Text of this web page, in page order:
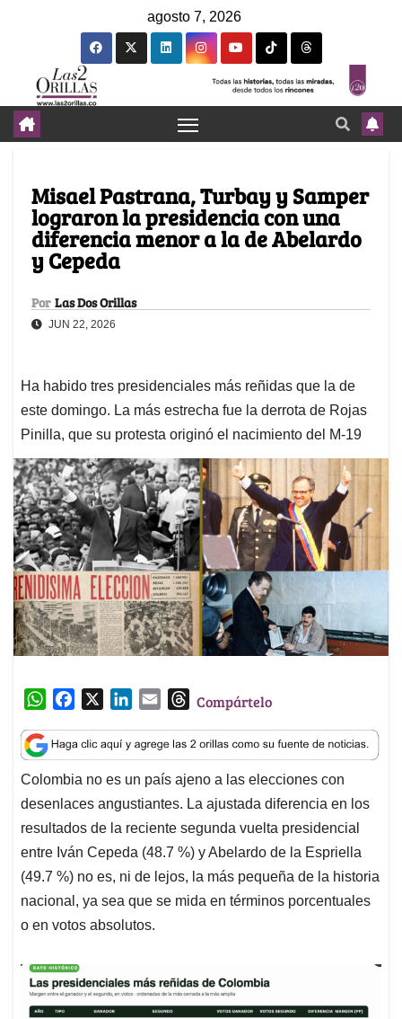
agosto 7, 2026
Misael Pastrana, Turbay y Samper
lograron la presidencia con una
diferencia menor a la de Abelardo
y Cepeda
Por Las Dos Orillas
JUN 22, 2026
Ha habido tres presidenciales más reñidas que la de
este domingo. La más estrecha fue la derrota de Rojas
Pinilla, que su protesta originó el nacimiento del M-19
W
a
t
s
A
p
p
c
e
b
o
o
k
n
k
e
d
I
n
a
i
l
T
r
e
a
d
s
Compártelo
Colombia no es un país ajeno a las elecciones con
desenlaces angustiantes. La ajustada diferencia en los
resultados de la reciente segunda vuelta presidencial
entre Iván Cepeda (48.7 %) y Abelardo de la Espriella
(49.7 %) no es, ni de lejos, la más pequeña de la historia
nacional, ya sea que se mida en términos porcentuales
o en votos absolutos.